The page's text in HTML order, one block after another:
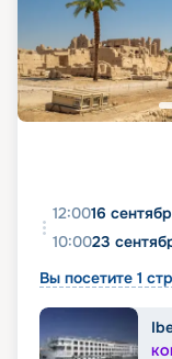
12:0016
10:0023
Вы посетите 1